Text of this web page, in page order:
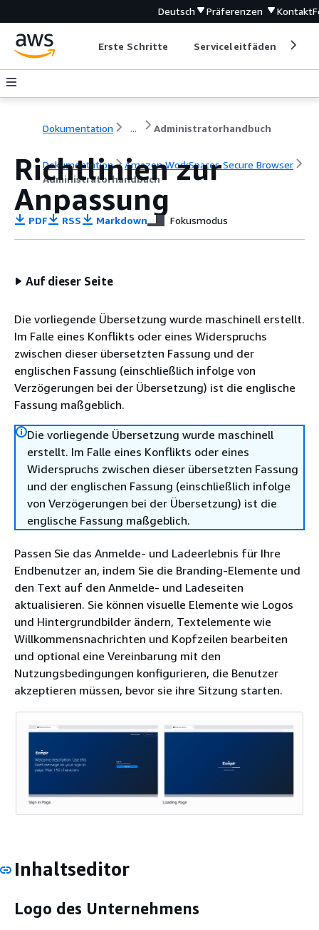
Deutsch Präferenzen Kontakt
Erste Schritte Serviceleitfäden
Dokumentation ... Administratorhandbuch
Dokumentation
Amazon WorkSpaces Secure Browser
Administratorhandbuch
Richtlinien zur
Anpassung
PDF RSS Markdown Fokusmodus
Auf dieser Seite
Die vorliegende Übersetzung wurde maschinell erstellt.
Im Falle eines Konflikts oder eines Widerspruchs
zwischen dieser übersetzten Fassung und der
englischen Fassung (einschließlich infolge von
Verzögerungen bei der Übersetzung) ist die englische
Fassung maßgeblich.
Die vorliegende Übersetzung wurde maschinell
erstellt. Im Falle eines Konflikts oder eines
Widerspruchs zwischen dieser übersetzten Fassung
und der englischen Fassung (einschließlich infolge
von Verzögerungen bei der Übersetzung) ist die
englische Fassung maßgeblich.
Passen Sie das Anmelde- und Ladeerlebnis für Ihre
Endbenutzer an, indem Sie die Branding-Elemente und
den Text auf den Anmelde- und Ladeseiten
aktualisieren. Sie können visuelle Elemente wie Logos
und Hintergrundbilder ändern, Textelemente wie
Willkommensnachrichten und Kopfzeilen bearbeiten
und optional eine Vereinbarung mit den
Nutzungsbedingungen konfigurieren, die Benutzer
akzeptieren müssen, bevor sie ihre Sitzung starten.
Inhaltseditor
Logo des Unternehmens